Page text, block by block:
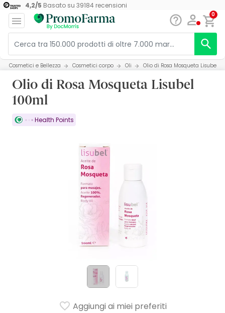
4,2/5 Basato su 39184 recensioni
0
Cosmetici e Bellezza Cosmetici corpo Oli Olio di Rosa Mosqueta Lisubel
Olio di Rosa Mosqueta Lisubel
100ml
Health Points
Aggiungi ai miei preferiti